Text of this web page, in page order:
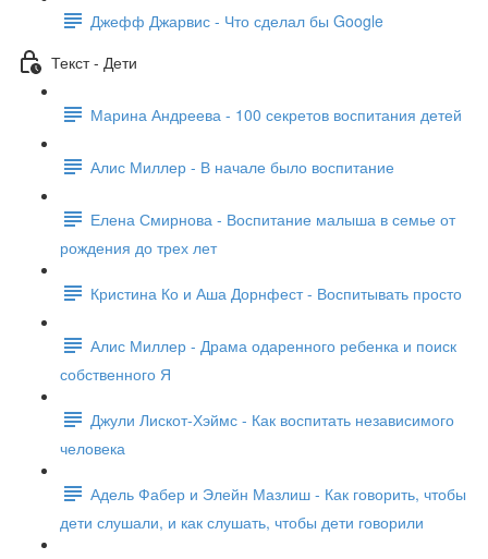
Джефф Джарвис - Что сделал бы Google
Текст - Дети
Марина Андреева - 100 секретов воспитания детей
Алис Миллер - В начале было воспитание
Елена Смирнова - Воспитание малыша в семье от
рождения до трех лет
Кристина Ко и Аша Дорнфест - Воспитывать просто
Алис Миллер - Драма одаренного ребенка и поиск
собственного Я
Джули Лискот-Хэймс - Как воспитать независимого
человека
Адель Фабер и Элейн Мазлиш - Как говорить, чтобы
дети слушали, и как слушать, чтобы дети говорили